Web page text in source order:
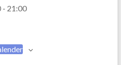
- 21:00